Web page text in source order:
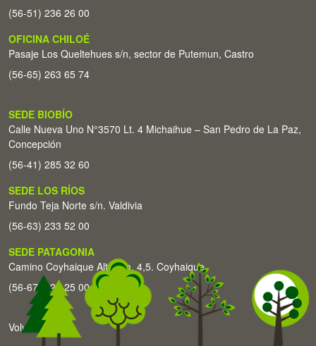
(56-51) 236 26 00
OFICINA CHILOÉ
Pasaje Los Queltehues s/n, sector de Putemun, Castro
(56-65) 263 65 74
SEDE BIOBÍO
Calle Nueva Uno N°3570 Lt. 4 Michaihue – San Pedro de La Paz,
Concepción
(56-41) 285 32 60
SEDE LOS RÍOS
Fundo Teja Norte s/n. Valdivia
(56-63) 233 52 00
SEDE PATAGONIA
Camino Coyhaique Alto Km. 4,5. Coyhaique
(56-67) 226 25 00
Volver arriba